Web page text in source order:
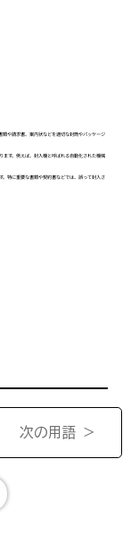
や請求書、案内状などを適切な封筒やパッケージ
す。例えば、封入機と呼ばれる自動化された機械
特に重要な書類や契約書などでは、誤って封入さ
次の用語 ＞